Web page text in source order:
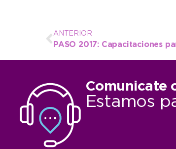
ANTERIOR
PASO 2017: Capacitaciones
Comunicate
Estamos